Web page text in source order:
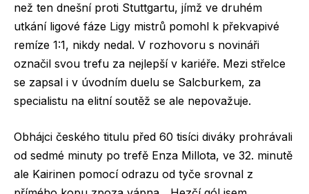
než ten dnešní proti Stuttgartu, jímž ve druhém
utkání ligové fáze Ligy mistrů pomohl k překvapivé
remíze 1:1, nikdy nedal. V rozhovoru s novináři
označil svou trefu za nejlepší v kariéře. Mezi střelce
se zapsal i v úvodním duelu se Salcburkem, za
specialistu na elitní soutěž se ale nepovažuje.
Obhájci českého titulu před 60 tisíci diváky prohrávali
od sedmé minuty po trefě Enza Millota, ve 32. minutě
ale Kairinen pomocí odrazu od tyče srovnal z